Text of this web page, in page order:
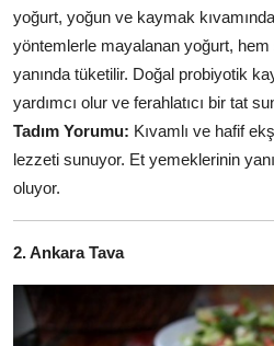
yoğurt, yoğun ve kaymak
yöntemlerle mayalanan yoğurt,
yanında tüketilir. Doğal probiyotik
yardımcı olur ve ferahlatıcı bir tat
Tadım Yorumu: Kıvamlı ve hafif
lezzeti sunuyor. Et yemeklerinin
oluyor.
2. Ankara Tava